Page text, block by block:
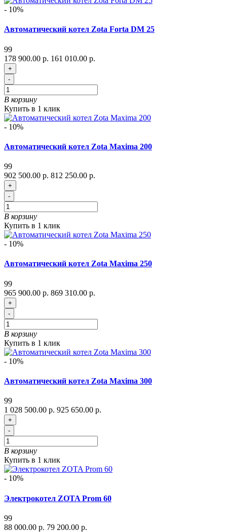
- 10%
Автоматический котел Zota Forta DM 25
99
178 900.00 р. 161 010.00 р.
+
-
В корзину
Купить в 1 клик
- 10%
Автоматический котел Zota Maxima 200
99
902 500.00 р. 812 250.00 р.
+
-
В корзину
Купить в 1 клик
- 10%
Автоматический котел Zota Maxima 250
99
965 900.00 р. 869 310.00 р.
+
-
В корзину
Купить в 1 клик
- 10%
Автоматический котел Zota Maxima 300
99
1 028 500.00 р. 925 650.00 р.
+
-
В корзину
Купить в 1 клик
- 10%
Электрокотел ZOTA Prom 60
99
88 000.00 р. 79 200.00 р.